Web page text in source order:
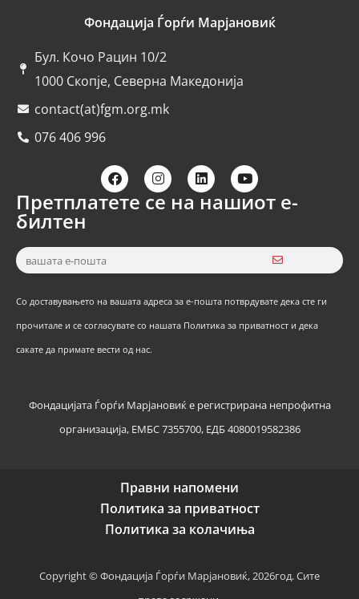
Фондација Ѓорѓи Марјановиќ
Бул. Кочо Рацин 10/2
1000 Скопје, Северна Македонија
contact(at)fgm.org.mk
076 406 996
Претплатете се на нашиот е-
билтен
Со доставувањето на вашата адреса за е-пошта потврдувате дека сте ги
прочитале и се согласувате со нашата Политика за приватност и дека
сакате да примате вести од нас.
Фондацијата Ѓорѓи Марјановиќ е регистрирана непрофитна
организација, ЕМБС 7355700, ЕДБ 4080019582386
Правни напомени
Политика за приватност
Политика за колачиња
Copyright © Фондација Ѓорѓи Марјановиќ, 2026год. Сите